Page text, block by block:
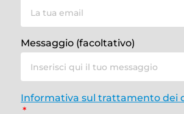
Messaggio (facoltativo)
Informativa sul trattamento dei